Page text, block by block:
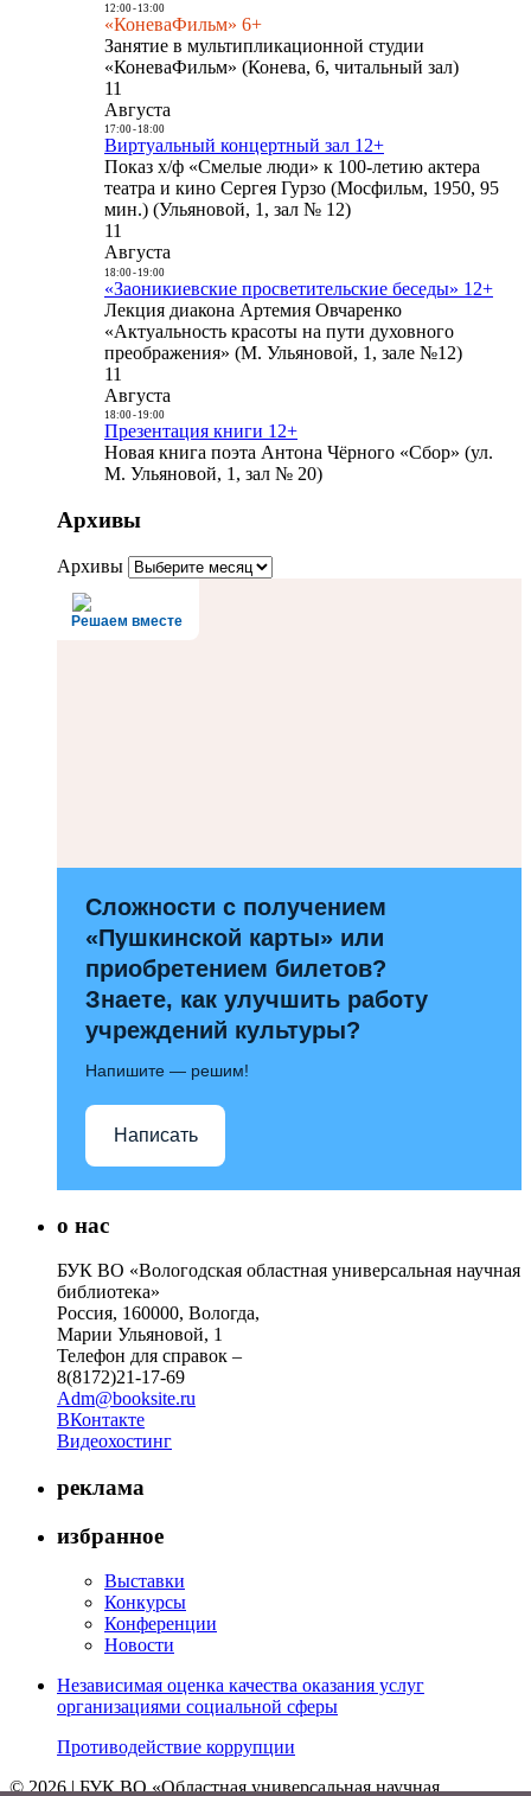
12:00- 13:00
«КоневаФильм» 6+
Занятие в мультипликационной студии
«КоневаФильм» (Конева, 6, читальный зал)
11
Августа
17:00- 18:00
Виртуальный концертный зал 12+
Показ х/ф «Смелые люди» к 100-летию актера
театра и кино Сергея Гурзо (Мосфильм, 1950, 95
мин.) (Ульяновой, 1, зал № 12)
11
Августа
18:00- 19:00
«Заоникиевские просветительские беседы» 12+
Лекция диакона Артемия Овчаренко
«Актуальность красоты на пути духовного
преображения» (М. Ульяновой, 1, зале №12)
11
Августа
18:00- 19:00
Презентация книги 12+
Новая книга поэта Антона Чёрного «Сбор» (ул.
М. Ульяновой, 1, зал № 20)
Архивы
Архивы
Решаем вместе
Сложности с получением
«Пушкинской карты» или
приобретением билетов?
Знаете, как улучшить работу
учреждений культуры?
Напишите — решим!
Написать
о нас
БУК ВО «Вологодская областная универсальная научная
библиотека»
Россия, 160000, Вологда,
Марии Ульяновой, 1
Телефон для справок –
8(8172)21-17-69
Adm@booksite.ru
ВКонтакте
Видеохостинг
реклама
избранное
Выставки
Конкурсы
Конференции
Новости
Независимая оценка качества оказания услуг
организациями социальной сферы
Противодействие коррупции
© 2026 | БУК ВО «Областная универсальная научная